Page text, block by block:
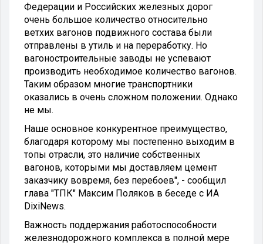
Федерации и Российских железных дорог
очень большое количество относительно
ветхих вагонов подвижного состава были
отправлены в утиль и на переработку. Но
вагоностроительные заводы не успевают
производить необходимое количество вагонов.
Таким образом многие транспортники
оказались в очень сложном положении. Однако
не мы.
Наше основное конкурентное преимущество,
благодаря которому мы постепенно выходим в
топы отрасли, это наличие собственных
вагонов, которыми мы доставляем цемент
заказчику вовремя, без перебоев", - сообщил
глава "ТПК" Максим Поляков в беседе с ИА
DixiNews.
Важность поддержания работоспособности
железнодорожного комплекса в полной мере